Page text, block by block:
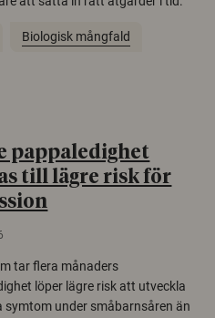
Biologisk mångfald
pappaledighet
till lägre risk för
tar flera månaders
löper lägre risk att utveckla
symtom under småbarnsåren än